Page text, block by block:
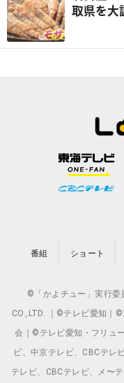
取県を大
番組 ショート
©「かよチュー」実行委
CO.,LTD. ｜©テレビ愛知｜
会｜©テレビ愛知・フリュ
ビ、中京テレビ、CBCテレ
テレビ、CBCテレビ、メ〜